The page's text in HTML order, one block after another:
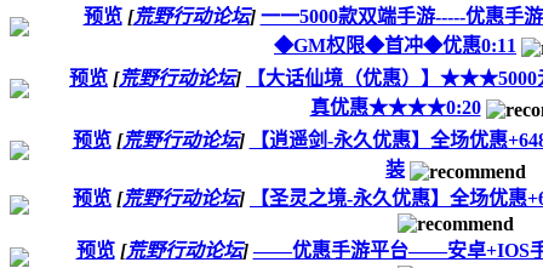
预览 [荒野行动论坛] 一一5000款双端手游-----优惠
◆GM权限◆首冲◆优惠0:11
预览 [荒野行动论坛]
【大话仙境（优惠）】
真优惠★★★★0:20
预览 [荒野行动论坛]
【逍遥剑-永久优惠】全场优惠
装
预览 [荒野行动论坛] 【圣灵之境-永久优惠】全场优惠
预览 [荒野行动论坛] ——优惠手游平台——安卓+IOS